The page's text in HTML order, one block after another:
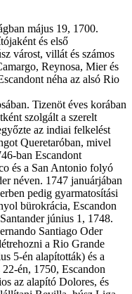
május 19, 1700.
és első
várost, villát és számos
Reynosa, Mier és
néha az alsó Rio
Tizenöt éves korában
szolgált a szerelt
az indiai felkelést
Queretaróban, mivel
ban Escandont
és a San Antonio folyó
néven. 1747 januárjában
pedig gyarmatosítási
bürokrácia, Escandon
június 1, 1748.
Santiago Oder
a Rio Grande
5-én alapították) és a
én, 1750, Escandon
az alapító Dolores, és